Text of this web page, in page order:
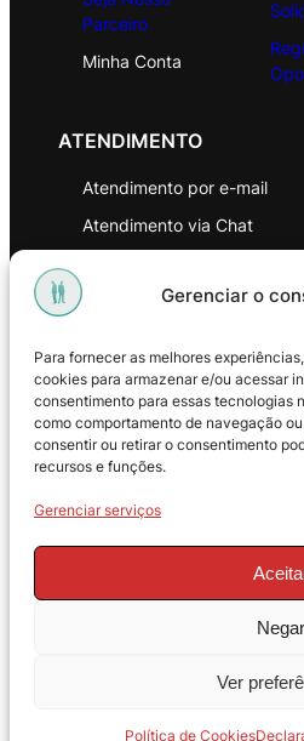
Gerenciar o
Para fornecer as melhores
cookies para armazenar e/ou acessar
consentimento para essas tecnologias
como comportamento de navegação
consentir ou retirar o consentimento
recursos e funções.
Gerenciar serviços
Negar
Ver
Política de Cookies
Parceiro
Minha Conta
ATENDIMENTO
Atendimento por e-mail
Atendimento via Chat
Política de Privacidade
Política de Troca e
Política de Reembolso
18.269.230/0001-16. Todos os direitos